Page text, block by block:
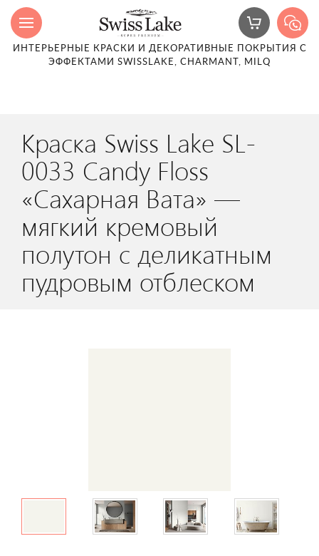
ИНТЕРЬЕРНЫЕ КРАСКИ И ДЕКОРАТИВНЫЕ ПОКРЫТИЯ С
ЭФФЕКТАМИ SWISSLAKE, CHARMANT, MILQ
Краска Swiss Lake SL-
0033 Candy Floss
«Сахарная Вата» —
мягкий кремовый
полутон с деликатным
пудровым отблеском